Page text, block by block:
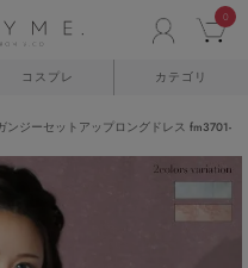
0
コスプレ カテゴリ
ンジーセットアップロングドレス fm3701-